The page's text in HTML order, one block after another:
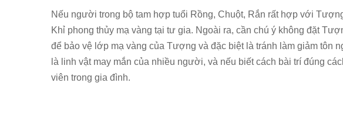
Nếu người trong bộ tam hợp tuổi Rồng, Chuột, Rắn rất hợp với
Khỉ phong thủy mạ vàng tại tư gia. Ngoài ra, cần chú ý không đặt
để bảo vệ lớp mạ vàng của Tượng và đặc biệt là tránh làm giảm tôn
là linh vật may mắn của nhiều người, và nếu biết cách bài trí đúng
viên trong gia đình.